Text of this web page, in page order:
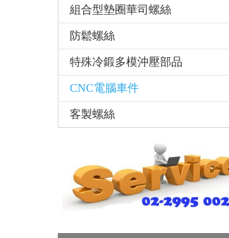
組合型墊圈華司螺絲
防鬆螺絲
特殊冷鍛多模沖壓部品
CNC電腦車件
客製螺絲